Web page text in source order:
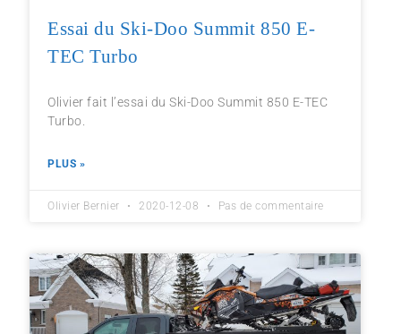
Essai du Ski-Doo Summit 850 E-
TEC Turbo
Olivier fait l’essai du Ski-Doo Summit 850 E-TEC
Turbo.
PLUS »
Olivier Bernier 2020-12-08 Pas de commentaire